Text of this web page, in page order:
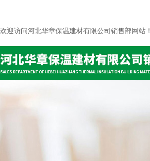
欢迎访问河北华章保温建材有限公司销售部网站！